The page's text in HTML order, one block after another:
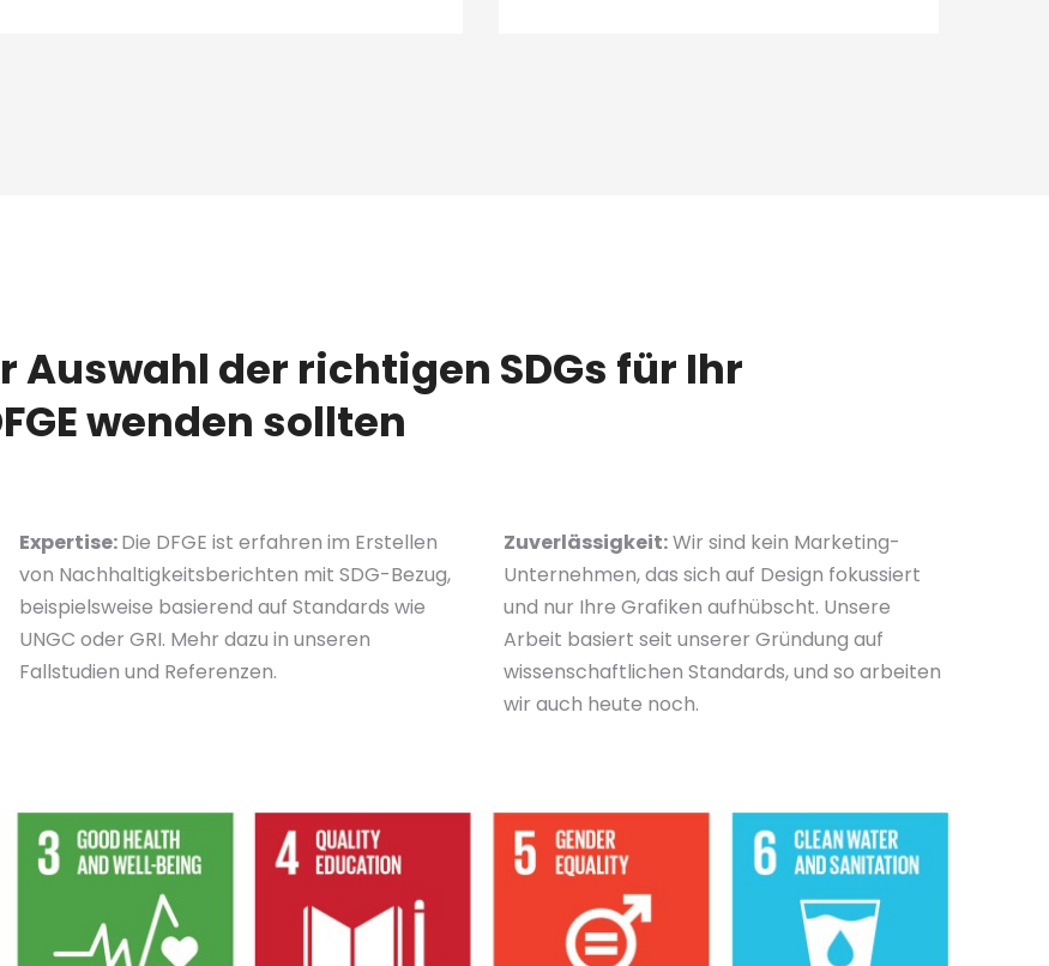
Auswahl der richtigen SDGs für Ihr
wenden sollten
Expertise:Die DFGE ist erfahren im Erstellen
von Nachhaltigkeitsberichten mit SDG-Bezug,
beispielsweise basierend auf Standards wie
UNGC oder GRI. Mehr dazu in unseren
Fallstudien und Referenzen.
Zuverlässigkeit:Wir sind kein Marketing-
Unternehmen, das sich auf Design fokussiert
und nur Ihre Grafiken aufhübscht. Unsere
Arbeit basiert seit unserer Gründung auf
wissenschaftlichen Standards, und so arbeiten
wir auch heute noch.